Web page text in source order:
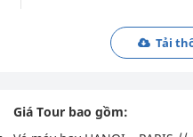
Tải
Giá Tour bao gồm: